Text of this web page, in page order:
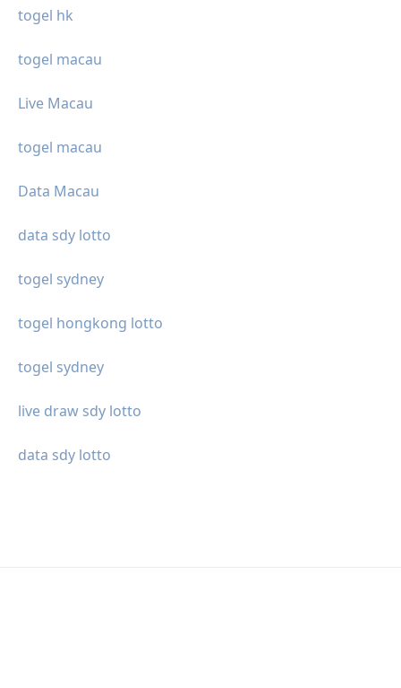
togel hk
togel macau
Live Macau
togel macau
Data Macau
data sdy lotto
togel sydney
togel hongkong lotto
togel sydney
live draw sdy lotto
data sdy lotto